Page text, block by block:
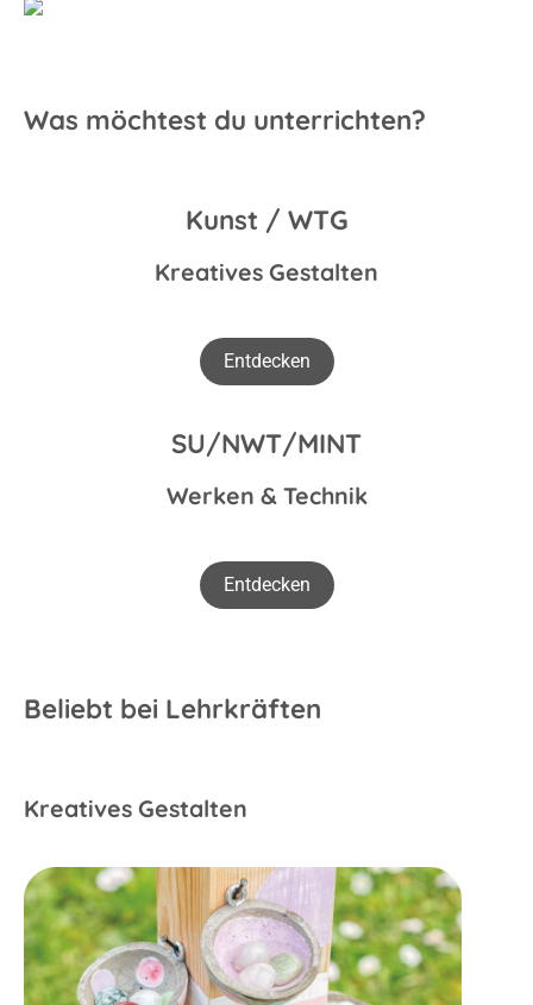
Was möchtest du unterrichten?
Kunst / WTG
Kreatives Gestalten
Entdecken
SU/NWT/MINT
Werken & Technik
Entdecken
Beliebt bei Lehrkräften
Kreatives Gestalten